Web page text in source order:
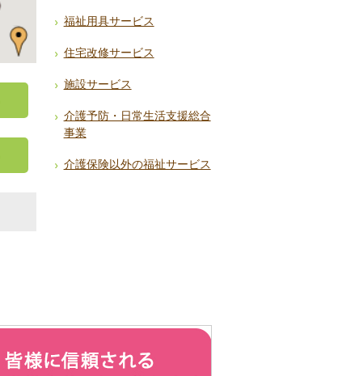
福祉用具サービス
住宅改修サービス
施設サービス
介護予防・日常生活支援総合
事業
介護保険以外の福祉サービス